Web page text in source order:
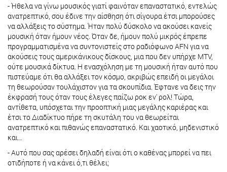
- Ήθελα να γίνω μουσικός γιατί φαινόταν επαναστατικό, εντελώς
ανατρεπτικό, σου έδινε την αίσθηση ότι σίγουρα έτσι μπορούσες
να αλλάξεις το σύστημα. Ήταν πολύ δύσκολο να ακούσει κανείς
μουσική όταν ήμουν νέος. Όταν δε, ήμουν πολύ μικρός έπρεπε
προγραμματισμένα να συντονιστείς στο ραδιόφωνο AFN για να
ακούσεις τους αμερικάνικους δίσκους, μια που δεν υπήρχε MTV,
ούτε μουσικά δίκτυα. Η ενασχόληση με τη μουσική ήταν αυτό που
πιστεύαμε ότι θα αλλάξει τον κόσμο, ακριβώς επειδή οι μεγάλοι
τη θεωρούσαν τουλάχιστον για τα σκουπίδια. Έφτανε να δεις την
έκφρασή τους όταν τους έλεγες παίζω ροκ εν' ρολ! Τώρα,
αντίθετα, υπόσχεται την προοπτική μιας μεγάλης καριέρας και
έτσι το Διαδίκτυο πήρε τη σκυτάλη του να θεωρείται
ανατρεπτικό και πιθανώς επαναστατικό. Και χαοτικό, μηδενιστικό
και…
- Αυτό που σας αρέσει δηλαδή είναι ότι ο καθένας μπορεί να πει
οτιδήποτε ή να κάνει ό,τι θέλει;